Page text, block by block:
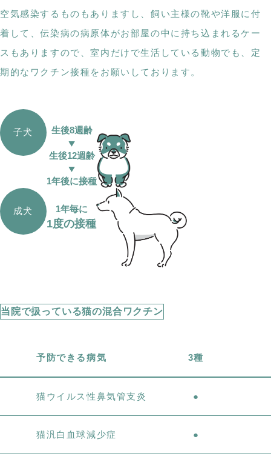
空気感染するものもありますし、飼い主様の靴や洋服に付
着して、伝染病の病原体がお部屋の中に持ち込まれるケー
スもありますので、室内だけで生活している動物でも、定
期的なワクチン接種をお願いしております。
子犬 生後8週齢
生後12週齢
1年後に接種
成犬 1年毎に
1度の接種
当院で扱っている猫の混合ワクチン
予防できる病気 3種
猫ウイルス性鼻気管支炎 ●
猫汎白血球減少症 ●